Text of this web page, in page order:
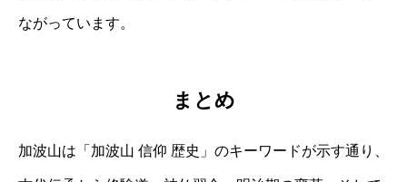
ながっています。
まとめ
加波山は「加波山 信仰 歴史」のキーワードが示す通り、